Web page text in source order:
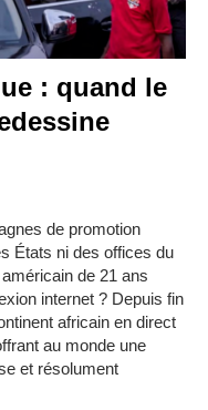
: quand le
de promotion
États ni des offices du
de 21 ans
internet ? Depuis fin
africain en direct
au monde une
et résolument